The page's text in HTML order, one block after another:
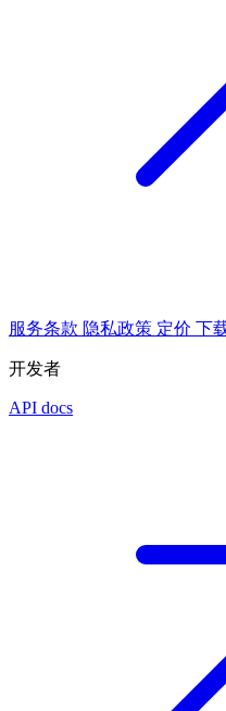
服务条款 隐私政策 定价 下
开发者
API docs